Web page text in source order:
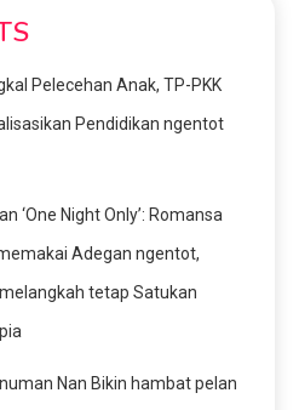
Pelecehan Anak, TP-PKK
Pendidikan ngentot
‘One Night Only’: Romansa
Adegan ngentot,
tetap Satukan
Nan Bikin hambat pelan